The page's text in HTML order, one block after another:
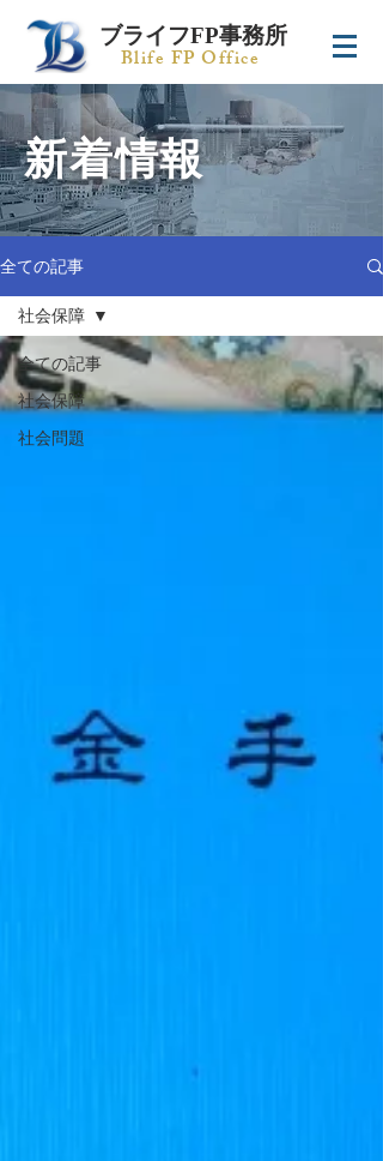
ブライフFP事務所
Blife FP Office
全ての記事
全ての記事
社会保障
社会問題
社会保障
新着情報